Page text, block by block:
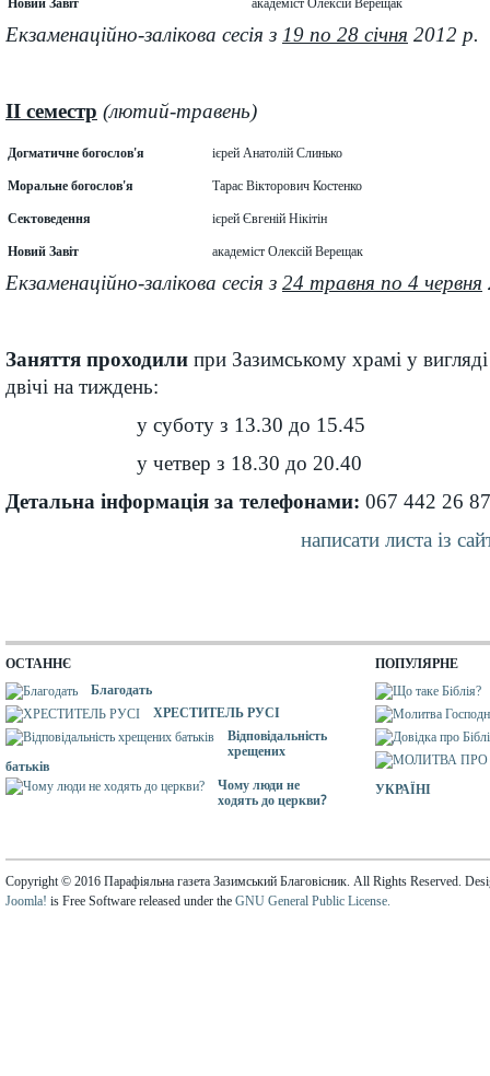
Новий Завіт академіст Олексій Верещак
Екзаменаційно-залікова сесія з 19 по 28 січня 2012 р.
II семестр (лютий-травень)
Догматичне богослов'я ієрей Анатолій Слинько
Моральне богослов'я Тарас Вікторович Костенко
Сектоведення ієрей Євгеній Нікітін
Новий Завіт академіст Олексій Верещак
Екзаменаційно-залікова сесія з 24 травня по 4 червня
Заняття проходили при Зазимському храмі у вигляді
двічі на тиждень:
у суботу з 13.30 до 15.45
у четвер з 18.30 до 20.40
Детальна інформація за телефонами: 067 442 26
написати листа із
ОСТАННЄ
Благодать
ХРЕСТИТЕЛЬ РУСІ
Відповідальність
хрещених
батьків
Чому люди не
ходять до церкви?
ПОПУЛЯРНЕ
УКРАЇНІ
Copyright © 2016 Парафіяльна газета Зазимський Благовісник. All Rights Reserved.
Joomla! is Free Software released under the GNU General Public License.